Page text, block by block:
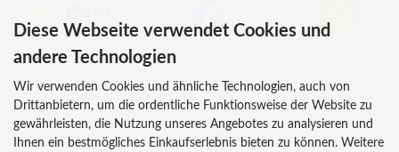
AT-BIO-401
INFORMATIONEN
Über uns
ZAHLUNG
Diese Webseite verwendet Cookies und
andere Technologien
Wir verwenden Cookies und ähnliche Technologien, auch von
Drittanbietern, um die ordentliche Funktionsweise der Website zu
gewährleisten, die Nutzung unseres Angebotes zu analysieren und
Ihnen ein bestmögliches Einkaufserlebnis bieten zu können. Weitere